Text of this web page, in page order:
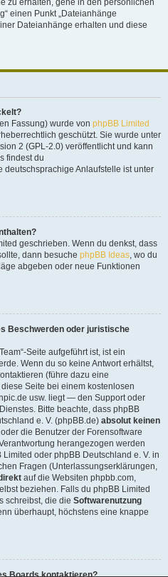
zu erhalten, gehe in den persönlichen
einen Punkt „Dateianhänge
Dateianhänge erhalten und diese
Fassung) wurde von phpBB Limited
geschützt. Sie wurde unter
2 (GPL-2.0) veröffentlicht und kann
findest du
deutschsprachige Anlaufstelle ist unter
geschrieben. Wenn du denkst, dass
dann besuche phpBB Ideas, wo du
abgeben oder neue Funktionen
Beschwerden oder juristische
Seite aufgeführt ist, ist ein
Wenn du so keine Antwort erhältst,
(führe dazu eine
Seite bei einem kostenlosen
usw. liegt — den Support oder
Bitte beachte, dass phpBB
e. V. (phpBB.de) absolut keinen
die Benutzer der Forensoftware
herangezogen werden
oder phpBB Deutschland e. V. in
Fragen (Unterlassungserklärungen,
auf die Websiten phpbb.com,
beziehen. Falls du phpBB Limited
schreibst, die die Softwarenutzung
überhaupt, höchstens eine knappe
Boards kontaktieren?